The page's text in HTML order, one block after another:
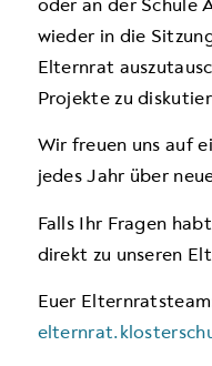
oder an der Schule
wieder in die
Elternrat
Projekte zu
Wir freuen uns auf
jedes Jahr über
Falls Ihr Fragen
direkt zu unseren
Euer